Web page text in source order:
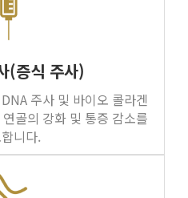
(증식 주사)
주사 및 바이오 콜라겐
골의 강화 및 통증 감소를
니다.